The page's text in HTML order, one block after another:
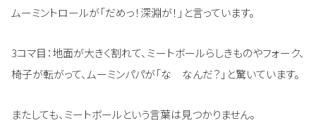
ムーミントロールが「だめっ！深淵が！」と言っています。
3コマ目：地面が大きく割れて、ミートボールらしきものやフォーク、
椅子が転がって、ムーミンパパが「な なんだ？」と驚いています。
またしても、ミートボールという言葉は見つかりません。